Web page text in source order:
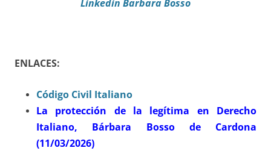
Linkedin Barbara Bosso
ENLACES:
Código Civil Italiano
La protección de la legítima en Derecho
Italiano, Bárbara Bosso de Cardona
(11/03/2026)